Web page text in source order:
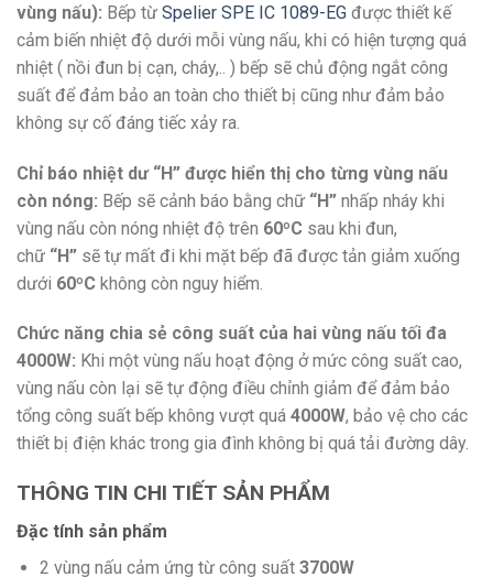
vùng nấu): Bếp từ Spelier SPE IC 1089-EG được thiết kế
cảm biến nhiệt độ dưới mỗi vùng nấu, khi có hiện tượng quá
nhiệt ( nồi đun bị cạn, cháy,.. ) bếp sẽ chủ động ngắt công
suất để đảm bảo an toàn cho thiết bị cũng như đảm bảo
không sự cố đáng tiếc xảy ra.
Chỉ báo nhiệt dư “H” được hiển thị cho từng vùng nấu
còn nóng: Bếp sẽ cảnh báo bằng chữ “H” nhấp nháy khi
vùng nấu còn nóng nhiệt độ trên 60ºC sau khi đun,
chữ “H” sẽ tự mất đi khi mặt bếp đã được tản giảm xuống
dưới 60ºC không còn nguy hiểm.
Chức năng chia sẻ công suất của hai vùng nấu tối đa
4000W: Khi một vùng nấu hoạt động ở mức công suất cao,
vùng nấu còn lại sẽ tự động điều chỉnh giảm để đảm bảo
tổng công suất bếp không vượt quá 4000W, bảo vệ cho các
thiết bị điện khác trong gia đình không bị quá tải đường dây.
THÔNG TIN CHI TIẾT SẢN PHẨM
Đặc tính sản phẩm
2 vùng nấu cảm ứng từ công suất 3700W